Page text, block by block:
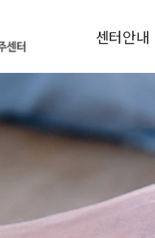
센터안내
1366소개
운영목적
연혁
비전 및 핵심과
전국1366현황
찾아오시는길